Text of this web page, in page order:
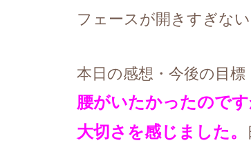
フェースが開きすぎな
本日の感想・今後の目標
腰がいたかったので
大切さを感じました。